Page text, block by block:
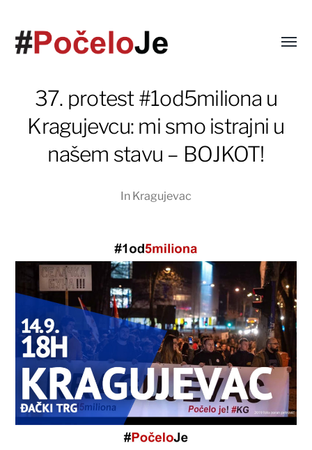
37. protest #1od5miliona u
Kragujevcu: mi smo istrajni u
našem stavu – BOJKOT!
In Kragujevac